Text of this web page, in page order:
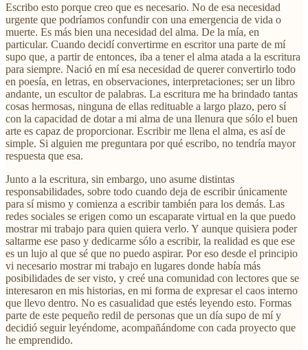
Escribo esto porque creo que es necesario. No de esa necesidad
urgente que podríamos confundir con una emergencia de vida o
muerte. Es más bien una necesidad del alma. De la mía, en
particular. Cuando decidí convertirme en escritor una parte de mí
supo que, a partir de entonces, iba a tener el alma atada a la escritura
para siempre. Nació en mí esa necesidad de querer convertirlo todo
en poesía, en letras, en observaciones, interpretaciones; ser un libro
andante, un escultor de palabras. La escritura me ha brindado tantas
cosas hermosas, ninguna de ellas redituable a largo plazo, pero sí
con la capacidad de dotar a mi alma de una llenura que sólo el buen
arte es capaz de proporcionar. Escribir me llena el alma, es así de
simple. Si alguien me preguntara por qué escribo, no tendría mayor
respuesta que esa.
Junto a la escritura, sin embargo, uno asume distintas
responsabilidades, sobre todo cuando deja de escribir únicamente
para sí mismo y comienza a escribir también para los demás. Las
redes sociales se erigen como un escaparate virtual en la que puedo
mostrar mi trabajo para quien quiera verlo. Y aunque quisiera poder
saltarme ese paso y dedicarme sólo a escribir, la realidad es que ese
es un lujo al que sé que no puedo aspirar. Por eso desde el principio
vi necesario mostrar mi trabajo en lugares donde había más
posibilidades de ser visto, y creé una comunidad con lectores que se
interesaron en mis historias, en mi forma de expresar el caos interno
que llevo dentro. No es casualidad que estés leyendo esto. Formas
parte de este pequeño redil de personas que un día supo de mí y
decidió seguir leyéndome, acompañándome con cada proyecto que
he emprendido.